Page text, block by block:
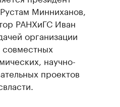
Минниханов,
РАНХиГС Иван
организации
научно-
проектов